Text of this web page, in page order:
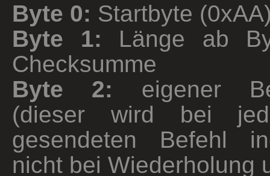
Byte 0: Startbyte
Byte 1: Länge ab
Checksumme
Byte 2: eigener
(dieser wird bei
gesendeten Befehl
nicht bei Wiederholung